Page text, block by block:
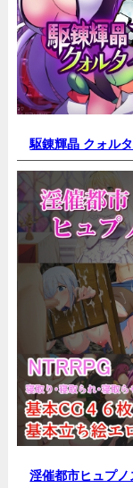
駆錬輝晶 クォル
淫催都市ヒュプノ